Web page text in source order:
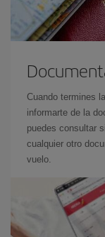
Cuando termines
informarte de la
puedes consultar
cualquier otro
vuelo.